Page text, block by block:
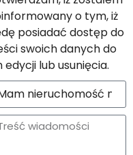
o tym, iż
posiadać dostęp do
swoich danych do
edycji lub usunięcia.